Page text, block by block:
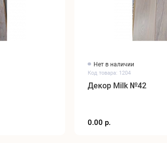
Нет в наличии
Код товара: 1204
Декор Milk №42
0.00 р.